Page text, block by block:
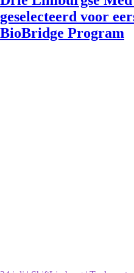
geselecteerd voor
BioBridge Program